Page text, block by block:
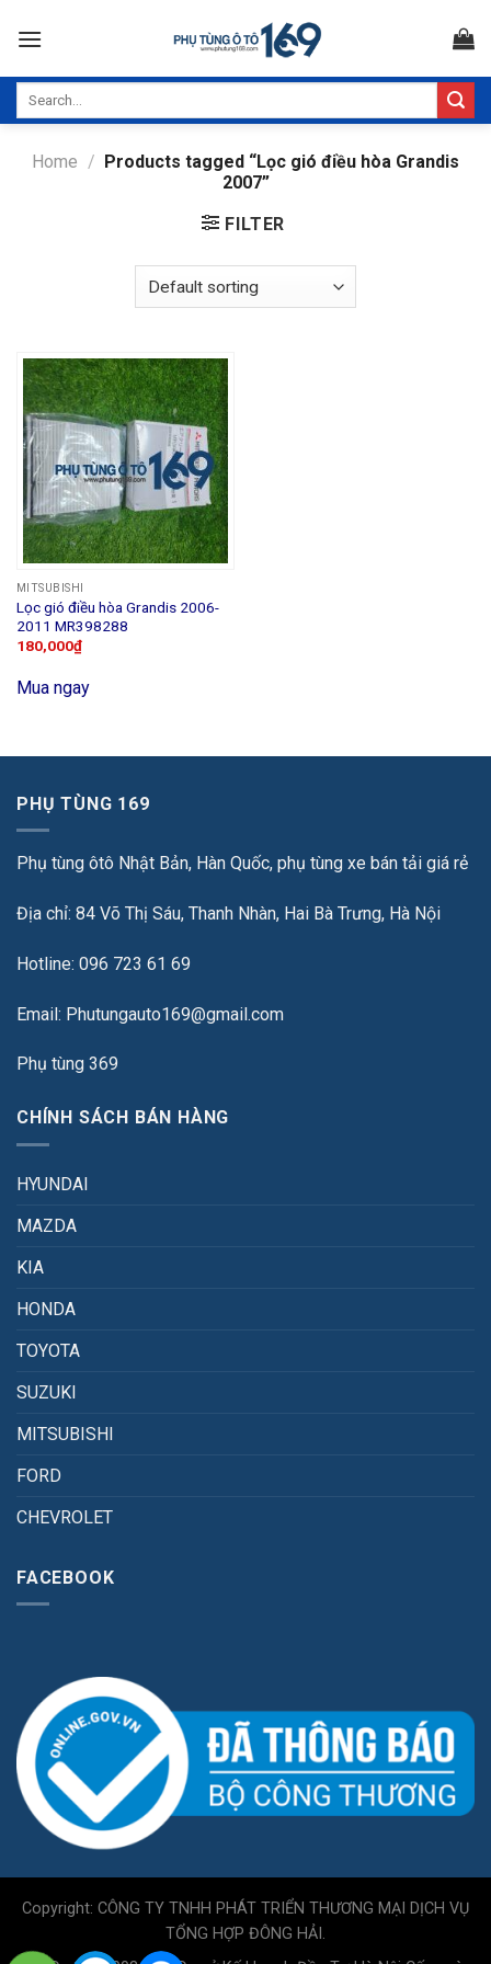
Home / Products tagged “Lọc gió điều hòa Grandis
2007”
FILTER
MITSUBISHI
Lọc gió điều hòa Grandis 2006-
2011 MR398288
180,000₫
Mua ngay
PHỤ TÙNG 169
Phụ tùng ôtô Nhật Bản, Hàn Quốc, phụ tùng xe bán tải giá rẻ
Địa chỉ: 84 Võ Thị Sáu, Thanh Nhàn, Hai Bà Trưng, Hà Nội
Hotline: 096 723 61 69
Email: Phutungauto169@gmail.com
Phụ tùng 369
CHÍNH SÁCH BÁN HÀNG
HYUNDAI
MAZDA
KIA
HONDA
TOYOTA
SUZUKI
MITSUBISHI
FORD
CHEVROLET
FACEBOOK
Copyright: CÔNG TY TNHH PHÁT TRIỂN THƯƠNG MẠI DỊCH VỤ
TỔNG HỢP ĐÔNG HẢI.